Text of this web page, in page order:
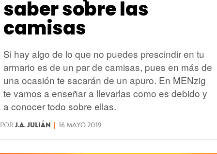
saber sobre las
camisas
Si hay algo de lo que no puedes prescindir en tu
armario es de un par de camisas, pues en más de
una ocasión te sacarán de un apuro. En MENzig
te vamos a enseñar a llevarlas como es debido y
a conocer todo sobre ellas.
POR J.A. JULIÁN | 16 MAYO 2019